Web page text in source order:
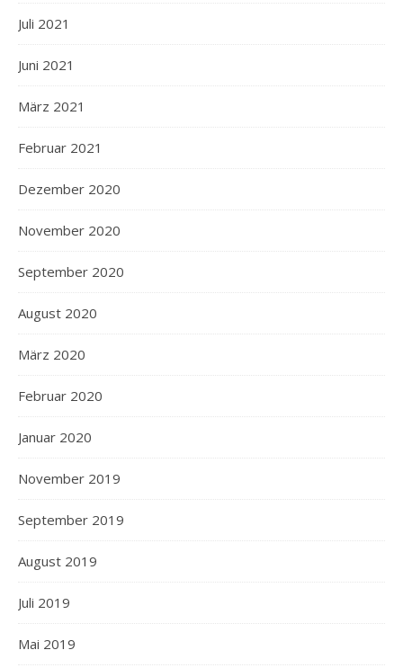
Juli 2021
Juni 2021
März 2021
Februar 2021
Dezember 2020
November 2020
September 2020
August 2020
März 2020
Februar 2020
Januar 2020
November 2019
September 2019
August 2019
Juli 2019
Mai 2019